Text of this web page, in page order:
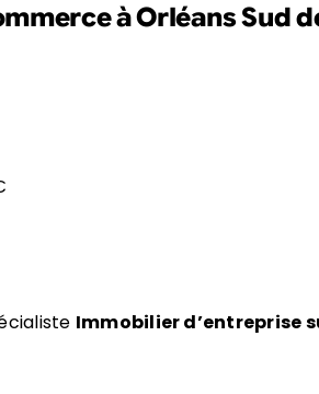
à Orléans Sud
Immobilier d’entreprise